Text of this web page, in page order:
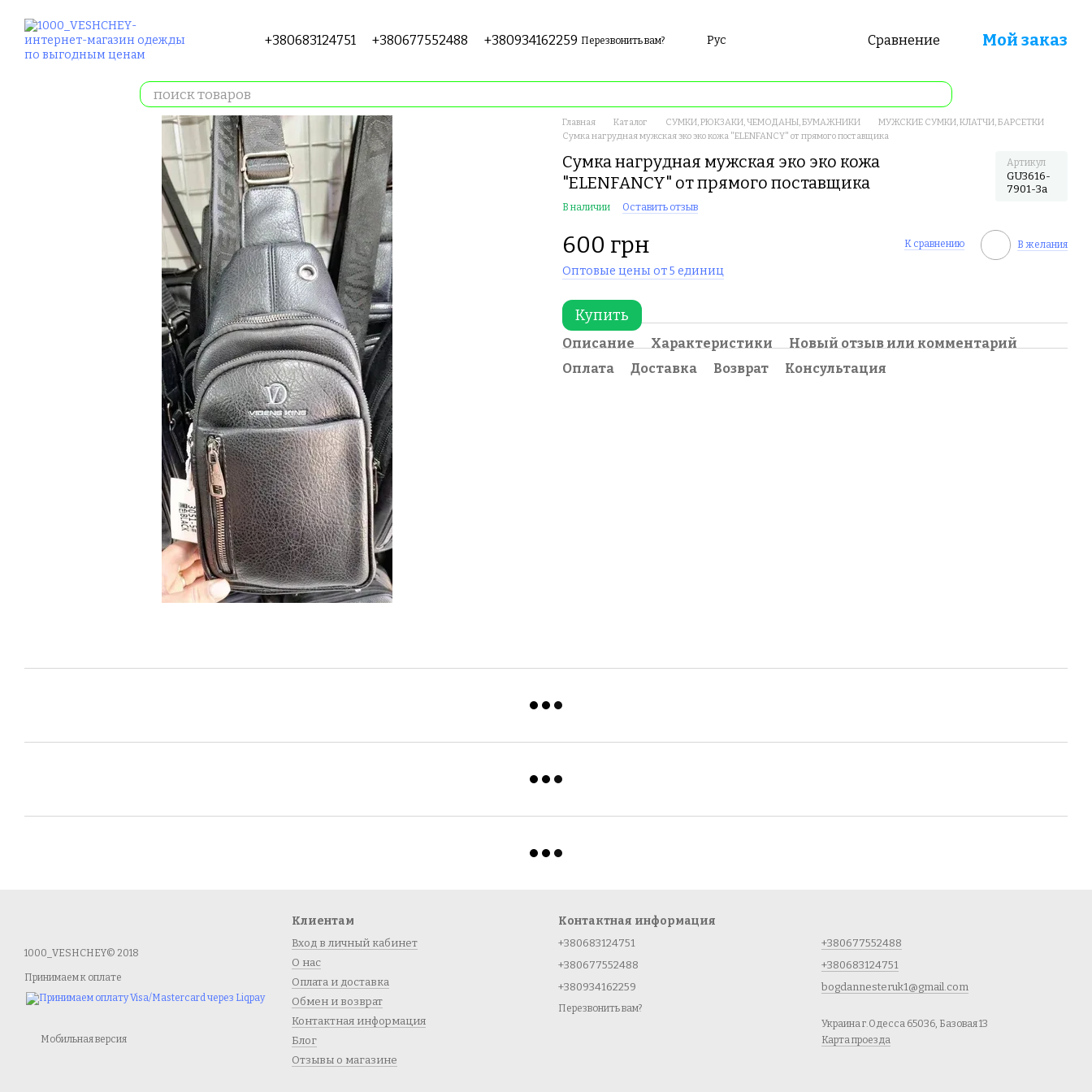
+380683124751 +380677552488 +380934162259 Перезвонить вам? Рус Сравнение Мой заказ
Главная Каталог СУМКИ, РЮКЗАКИ, ЧЕМОДАНЫ, БУМАЖНИКИ
МУЖСКИЕ СУМКИ, КЛАТЧИ, БАРСЕТКИ
Сумка нагрудная мужская эко эко кожа "ELENFANCY" от прямого поставщика
Сумка нагрудная мужская эко эко кожа
"ELENFANCY" от прямого поставщика
Артикул
GU3616-
7901-3a
В наличии Оставить отзыв
600 грн К сравнению В желания
Оптовые цены от 5 единиц
Купить
Описание Характеристики
Новый отзыв или комментарий
Оплата
Доставка Возврат Консультация
1000_VESHCHEY© 2018
Принимаем к оплате
Мобильная версия
Клиентам
Вход в личный кабинет
О нас
Оплата и доставка
Обмен и возврат
Контактная информация
Блог
Отзывы о магазине
Контактная информация
+380683124751
+380677552488
+380934162259
Перезвонить вам?
+380677552488
+380683124751
bogdannesteruk1@gmail.com
Украина г.Одесса 65036, Базовая 13
Карта проезда